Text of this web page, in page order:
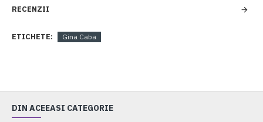
RECENZII
ETICHETE: Gina Caba
DIN ACEEASI CATEGORIE